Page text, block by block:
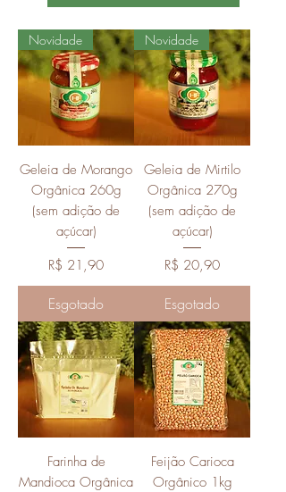
Novidade
Geleia de Morango
Orgânica 260g
(sem adição de
açúcar)
Preço
R$ 21,90
Esgotado
Novidade
Geleia de Mirtilo
Orgânica 270g
(sem adição de
açúcar)
Preço
R$ 20,90
Esgotado
Farinha de
Mandioca Orgânica
Feijão Carioca
Orgânico 1kg